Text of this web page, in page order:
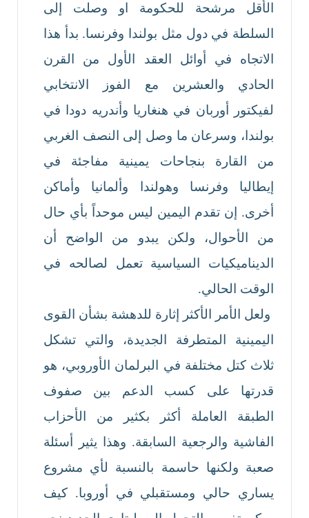
الأقل مرشحة للحكومة او وصلت إلى
السلطة في دول مثل بولندا وفرنسا. بدأ هذا
الاتجاه في أوائل العقد الأول من القرن
الحادي والعشرين مع الفوز الانتخابي
لفيكتور أوربان في هنغاريا وأندريه دودا في
بولندا، وسرعان ما وصل إلى النصف الغربي
من القارة بنجاحات يمينية مفاجئة في
إيطاليا وفرنسا وهولندا وألمانيا وأماكن
أخرى. إن تقدم اليمين ليس موحداً بأي حال
من الأحوال، ولكن يبدو من الواضح أن
الديناميكيات السياسية تعمل لصالحه في
الوقت الحالي.
ولعل الأمر الأكثر إثارة للدهشة بشأن القوى
اليمينية المتطرفة الجديدة، والتي تشكل
ثلاث كتل مختلفة في البرلمان الأوروبي، هو
قدرتها على كسب الدعم بين صفوف
الطبقة العاملة أكثر بكثير من الأحزاب
الفاشية والرجعية السابقة. وهذا يثير أسئلة
صعبة ولكنها حاسمة بالنسبة لأي مشروع
يساري حالي ومستقبلي في أوروبا. كيف